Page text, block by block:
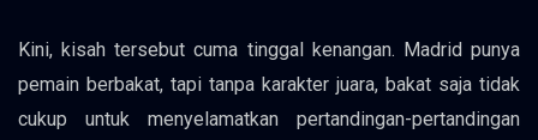
Kini, kisah tersebut cuma tinggal kenangan. Madrid punya
pemain berbakat, tapi tanpa karakter juara, bakat saja tidak
cukup untuk menyelamatkan pertandingan-pertandingan